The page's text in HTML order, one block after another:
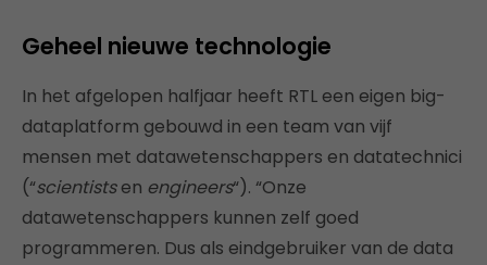
Geheel nieuwe technologie
In het afgelopen halfjaar heeft RTL een eigen big-
dataplatform gebouwd in een team van vijf
mensen met datawetenschappers en datatechnici
(“scientistsen engineers“). “Onze
datawetenschappers kunnen zelf goed
programmeren. Dus als eindgebruiker van de data